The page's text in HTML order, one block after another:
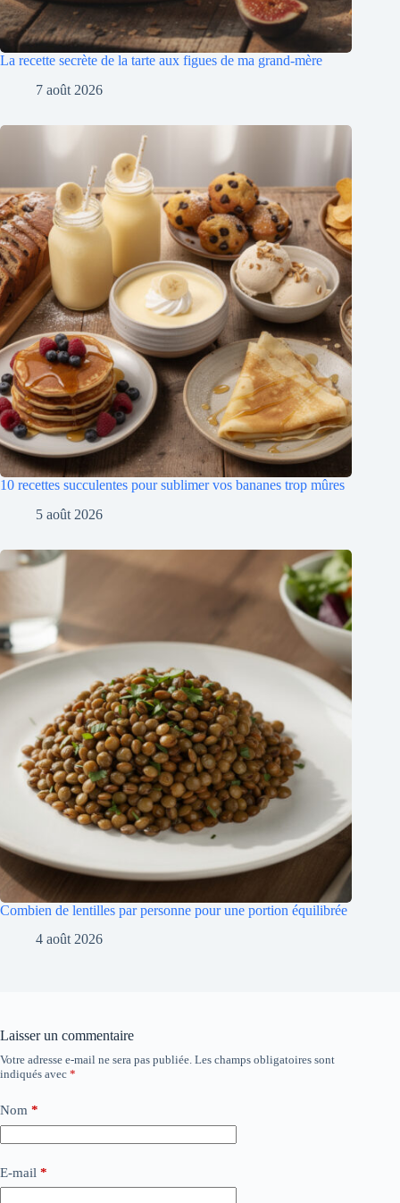
La recette secrète de la tarte aux figues de ma grand-mère
7 août 2026
10 recettes succulentes pour sublimer vos bananes trop mûres
5 août 2026
Combien de lentilles par personne pour une portion équilibrée
4 août 2026
Laisser un commentaire
Votre adresse e-mail ne sera pas publiée. Les champs obligatoires sont
indiqués avec *
Nom *
E-mail *